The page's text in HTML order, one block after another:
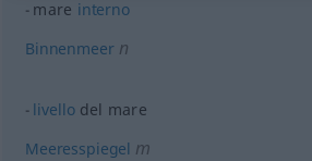
mare interno
Binnenmeern
livellodel mare
Meeresspiegel m